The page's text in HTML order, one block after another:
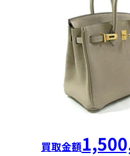
買取金額